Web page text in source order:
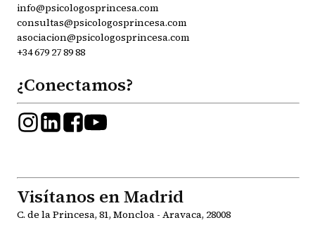
info@psicologosprincesa.com
consultas@psicologosprincesa.com
asociacion@psicologosprincesa.com
+34 679 27 89 88
¿Conectamos?
Visítanos en Madrid
C. de la Princesa, 81, Moncloa - Aravaca, 28008